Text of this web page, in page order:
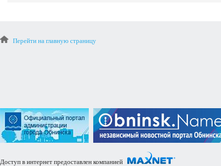
Перейти на главную страницу
Доступ в интернет предоставлен компанией